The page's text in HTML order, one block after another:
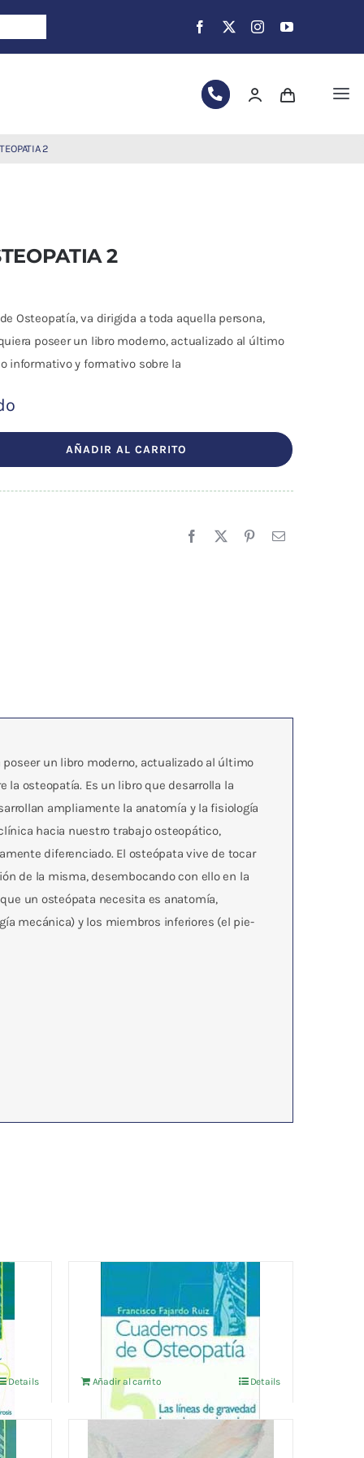
2
2
Osteopatía, va dirigida a toda aquella persona,
poseer un libro moderno, actualizado al último
informativo y formativo sobre la
AÑADIR AL CARRITO
un libro moderno, actualizado al último
osteopatía. Es un libro que desarrolla la
ampliamente la anatomía y la fisiología
hacia nuestro trabajo osteopático,
diferenciado. El osteópata vive de tocar
de la misma, desembocando con ello en la
un osteópata necesita es anatomía,
mecánica) y los miembros inferiores (el pie-
Details
CUADERNOS DE
OSTEOPATIA Vol.5
18,75€ IVA no incluído
Añadir al carrito Details
LA V LEY DE LA OSTEOPATIA